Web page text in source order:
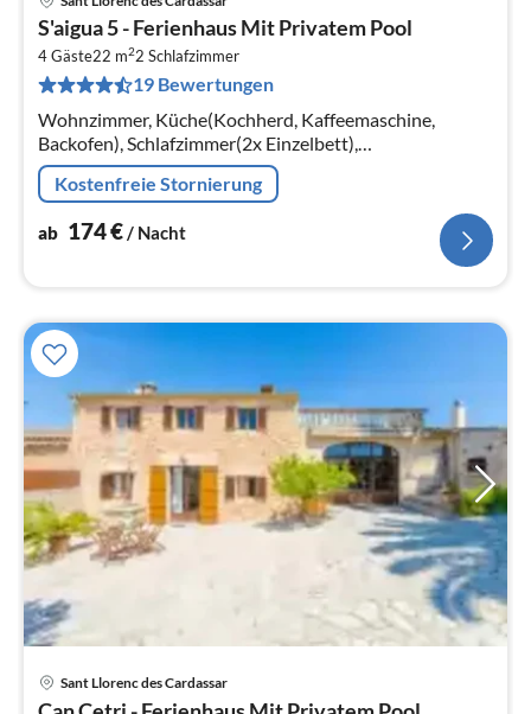
S'aigua 5 - Ferienhaus Mit Privatem Pool
4 Gäste22 m22 Schlafzimmer
19 Bewertungen
Wohnzimmer, Küche(Kochherd, Kaffeemaschine,
Backofen), Schlafzimmer(2x Einzelbett),
Schlafzimmer(Doppelbett)
Kostenfreie Stornierung
ab 174€/ Nacht
Sant Llorenc des Cardassar